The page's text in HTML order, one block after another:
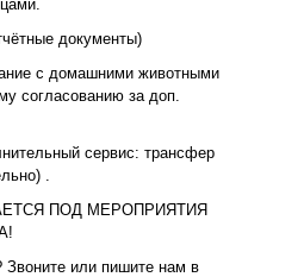
документы)
с домашними животными
согласованию за доп.
сервис: трансфер
.
ПОД МЕРОПРИЯТИЯ
Звоните или пишите нам в